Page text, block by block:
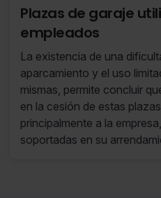
Plazas de garaje
empleados
La existencia de una
aparcamiento y el uso
mismas, permite concluir
en la cesión de estas
principalmente a la
soportadas en su